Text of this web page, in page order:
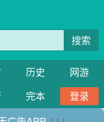
搜索
历史
网游
完本
登录